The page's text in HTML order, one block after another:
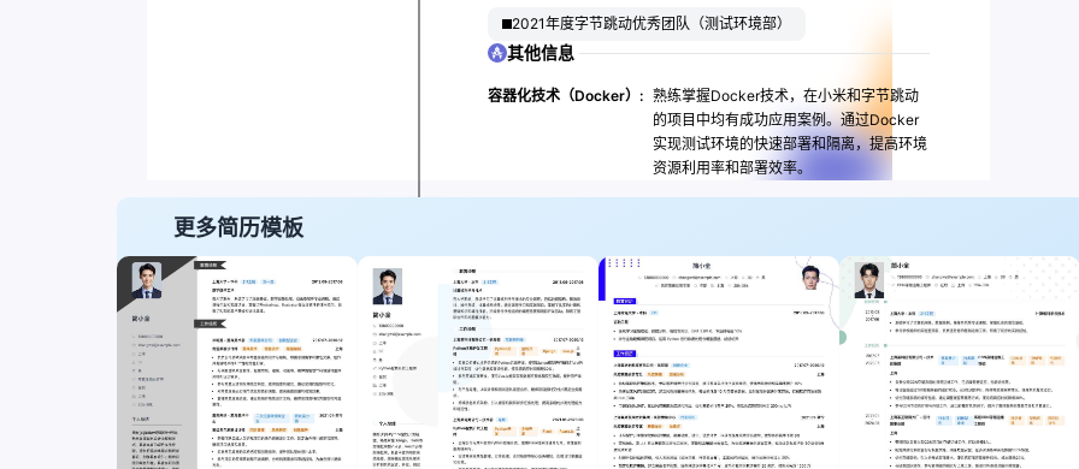
2021年度字节跳动优秀团队（测试环境部）
其他信息
容器化技术（Docker）: 熟练掌握Docker技术，在小米和字节跳动
的项目中均有成功应用案例。通过Docker
实现测试环境的快速部署和隔离，提高环境
资源利用率和部署效率。
更多简历模板